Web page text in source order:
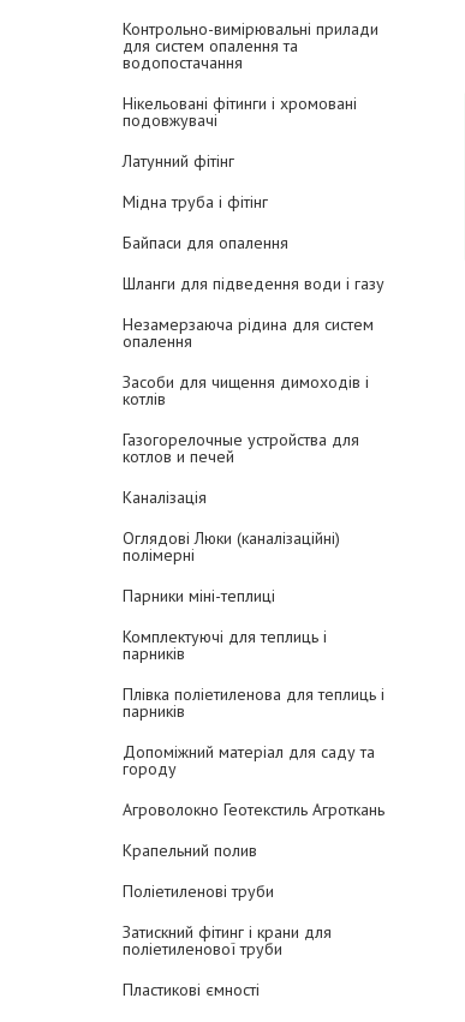
Контрольно-вимірювальні прилади
для систем опалення та
водопостачання
Нікельовані фітинги і хромовані
подовжувачі
Латунний фітінг
Мідна труба і фітінг
Байпаси для опалення
Шланги для підведення води і газу
Незамерзаюча рідина для систем
опалення
Засоби для чищення димоходів і
котлів
Газогорелочные устройства для
котлов и печей
Каналізація
Оглядові Люки (каналізаційні)
полімерні
Парники міні-теплиці
Комплектуючі для теплиць і
парників
Плівка поліетиленова для теплиць і
парників
Допоміжний матеріал для саду та
городу
Агроволокно Геотекстиль Агроткань
Крапельний полив
Поліетиленові труби
Затискний фітинг і крани для
поліетиленової труби
Пластикові ємності